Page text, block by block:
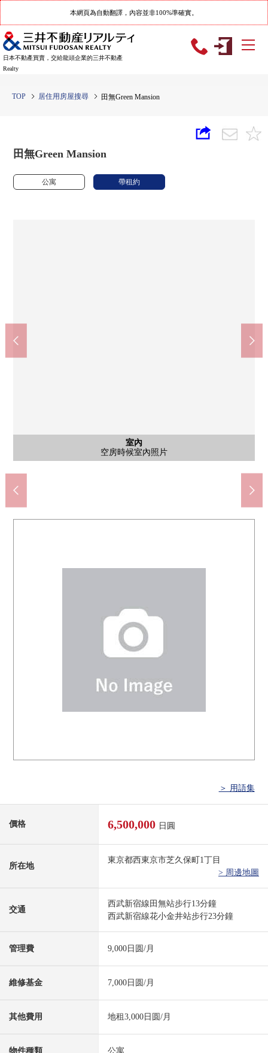
本網頁為自動翻譯，內容並非100%準確實。
日本不動產買賣，交給龍頭企業的三井不動產
Realty
TOP 居住用房屋搜尋 田無Green Mansion
田無Green Mansion
公寓 帶租約
室內
空房時候室內照片
室內
空房時候室內照片
室內
空房時候室內照片
室內
空房時候室內照片
廚房
空房時候室內照片
廚房
廚房空房時候室內照片
室內
空房時候室內照片
公共汽車
浴室空房時候室內照片
洗臉
盥洗台空房時候室內照片
其他
洗衣機場地空房時候室內照片
室內
空房時候室內照片
收納
空房時候室內照片
室內
空房時候室內照片
收納
空房時候室內照片
廁所
廁所空房時候室內照片
陽台
陽台空房時候室內照片
陽台
陽台空房時候室內照片
外觀
西東京市立向上的台階小學(約710m)
步行9分鐘。
西東京市立田無第一中學(約160m)
步行2分鐘。
MAXVALU田無芝久保店(約210m)
步行3分鐘。
Lawson西東京芝久保町1丁目商店(約180m)
步行3分鐘。
田無芝久保郵局(約210m)
步行3分鐘。
＞ 用語集
價格 6,500,000 日圓
所在地
東京都西東京市芝久保町1丁目
> 周邊地圖
交通
西武新宿線田無站步行13分鐘
西武新宿線花小金井站步行23分鐘
管理費 9,000日圆/月
維修基金 7,000日圆/月
其他費用 地租3,000日圆/月
物件種類 公寓